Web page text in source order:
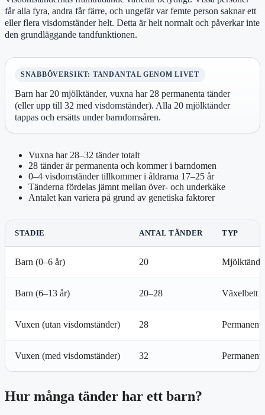
får alla fyra, andra får färre, och ungefär var femte person saknar ett
eller flera visdomständer helt. Detta är helt normalt och påverkar inte
den grundläggande tandfunktionen.
SNABBÖVERSIKT: TANDANTAL GENOM LIVET
Barn har 20 mjölktänder, vuxna har 28 permanenta tänder
(eller upp till 32 med visdomständer). Alla 20 mjölktänder
tappas och ersätts under barndomsåren.
Vuxna har 28–32 tänder totalt
28 tänder är permanenta och kommer i barndomen
0–4 visdomständer tillkommer i åldrarna 17–25 år
Tänderna fördelas jämnt mellan över- och underkäke
Antalet kan variera på grund av genetiska faktorer
STADIE ANTAL TÄNDER TYP
Barn (0–6 år) 20
Barn (6–13 år) 20–28 Växelbett
Vuxen (utan visdomständer) 28
Vuxen (med visdomständer) 32
Hur många tänder har ett barn?